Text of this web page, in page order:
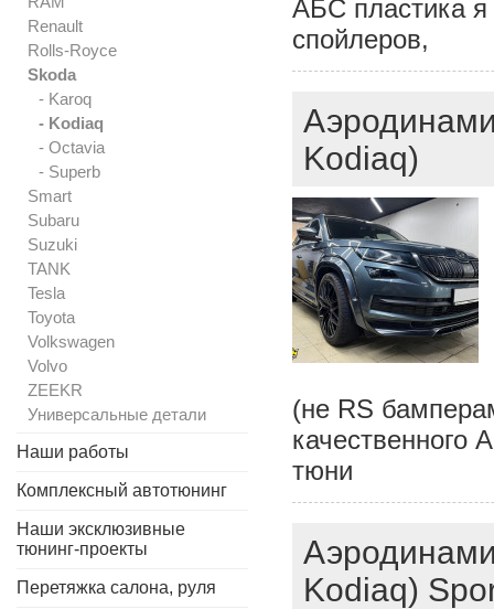
Renault
Rolls-Royce
Skoda
- Karoq
- Kodiaq
- Octavia
- Superb
Smart
Subaru
Suzuki
TANK
Tesla
Toyota
Volkswagen
Volvo
ZEEKR
Универсальные детали
Наши работы
Комплексный автотюнинг
Наши эксклюзивные
тюнинг-проекты
Перетяжка салона, руля
АБС пластика я
спойлеров,
Kodiaq)
(не RS
качественного
тюни
Kodiaq)